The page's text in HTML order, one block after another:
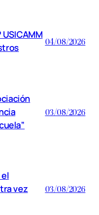
04/08/2026
03/08/2026
vez
03/08/2026